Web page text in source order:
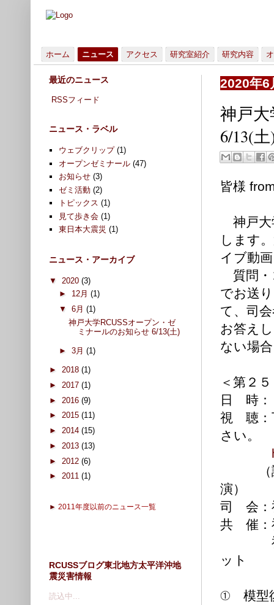
ホーム ニュース アクセス 研究室紹介 研究内容
2020年6
神戸
6/13(
皆様
神戸大
します
イブ動
質問・
でお送
て、司
お答え
ない場
＜第２
日 時：
視 聴：
さい。
（講師
演）
司 会：
共 催：
神戸
ット
① 模型
最近のニュース
RSSフィード
ニュース・ラベル
ウェブクリップ (1)
オープンゼミナール (47)
お知らせ (3)
ゼミ活動 (2)
トピックス (1)
見て歩き会 (1)
東日本大震災 (1)
ニュース・アーカイブ
▼ 2020 (3)
► 12月 (1)
▼ 6月 (1)
神戸大学RCUSSオープン・ゼ
ミナールのお知らせ 6/13(土)
► 3月 (1)
► 2018 (1)
► 2017 (1)
► 2016 (9)
► 2015 (11)
► 2014 (15)
► 2013 (13)
► 2012 (6)
► 2011 (1)
► 2011年度以前のニュース一覧
RCUSSブログ東北地方太平洋沖地
震災害情報
読込中...